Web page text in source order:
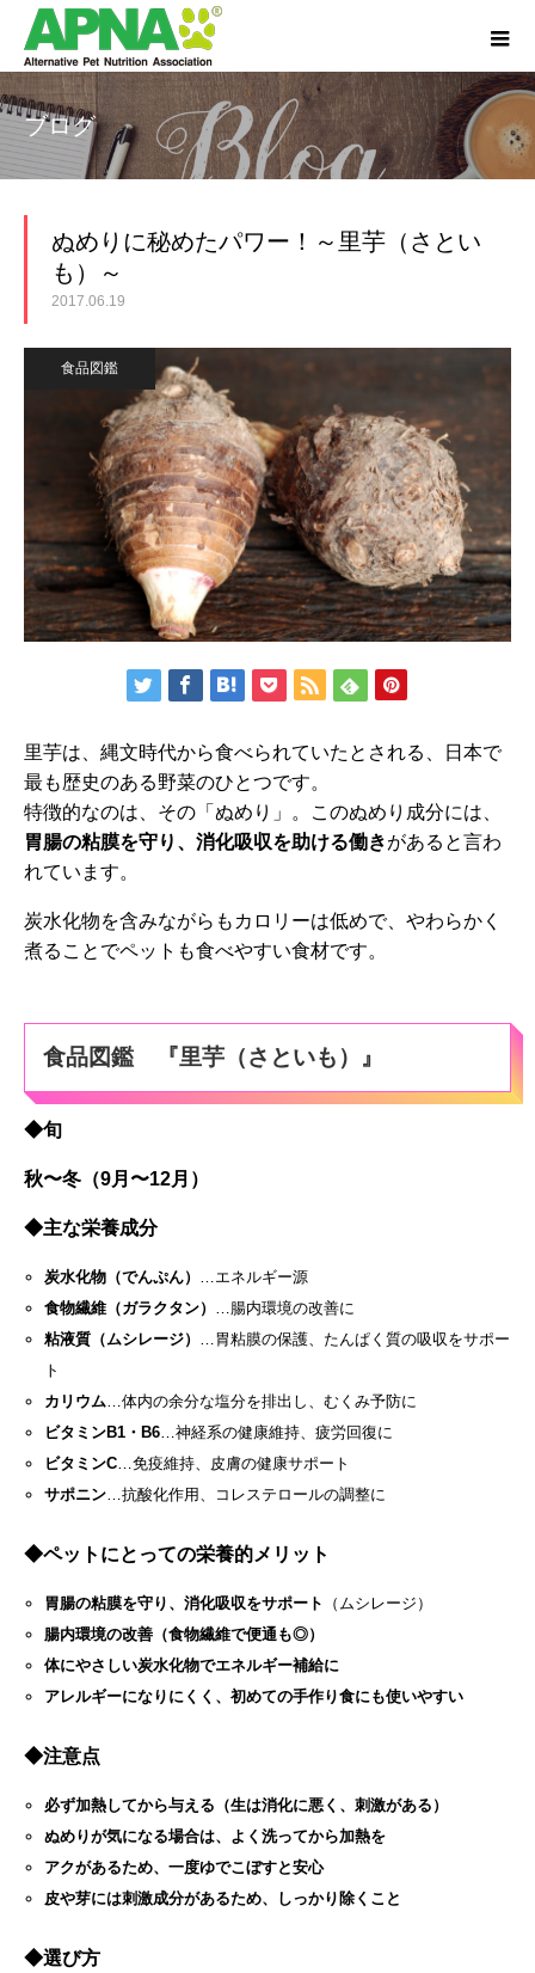
ブログ
ぬめりに秘めたパワー！～里芋（さとい
も）～
2017.06.19
食品図鑑
里芋は、縄文時代から食べられていたとされる、日本で
最も歴史のある野菜のひとつです。
特徴的なのは、その「ぬめり」。このぬめり成分には、
胃腸の粘膜を守り、消化吸収を助ける働きがあると言わ
れています。
炭水化物を含みながらもカロリーは低めで、やわらかく
煮ることでペットも食べやすい食材です。
食品図鑑 『里芋（さといも）』
◆旬
秋〜冬（9月〜12月）
◆主な栄養成分
炭水化物（でんぷん）
…エネルギー源
食物繊維（ガラクタン）
…腸内環境の改善に
粘液質（ムシレージ）
…胃粘膜の保護、たんぱく質の吸収をサポー
ト
カリウム …体内の余分な塩分を排出し、むくみ予防に
ビタミンB1・B6…神経系の健康維持、疲労回復に
ビタミンC…免疫維持、皮膚の健康サポート
サポニン…抗酸化作用、コレステロールの調整に
◆ペットにとっての栄養的メリット
胃腸の粘膜を守り、消化吸収をサポート
（ムシレージ）
腸内環境の改善（食物繊維で便通も◎）
体にやさしい炭水化物でエネルギー補給に
アレルギーになりにくく、初めての手作り食にも使いやすい
◆注意点
必ず加熱してから与える（生は消化に悪く、刺激がある）
ぬめりが気になる場合は、よく洗ってから加熱を
アクがあるため、一度ゆでこぼすと安心
皮や芽には刺激成分があるため、しっかり除くこと
◆選び方